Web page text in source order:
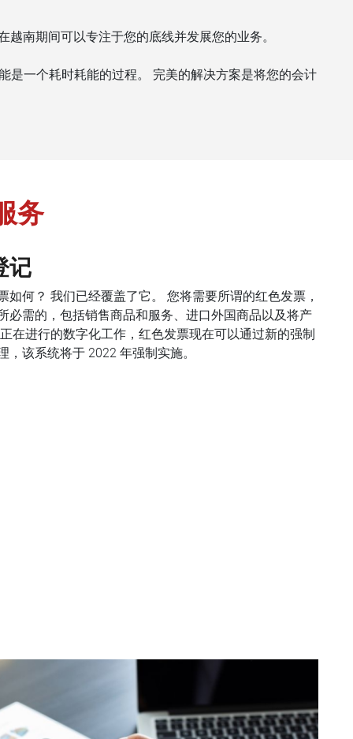
南期间可以专注于您的底线并发展您的业务。
是一个耗时耗能的过程。 完美的解决方案是将您的会计
务
记
如何？ 我们已经覆盖了它。 您将需要所谓的红色发票，
必需的，包括销售商品和服务、进口外国商品以及将产
在进行的数字化工作，红色发票现在可以通过新的强制
该系统将于 2022 年强制实施。